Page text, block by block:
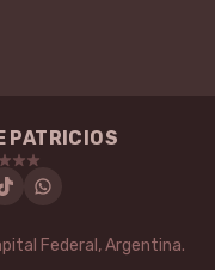
PATRICIOS
TiktokWhatsApp
Federal, Argentina.